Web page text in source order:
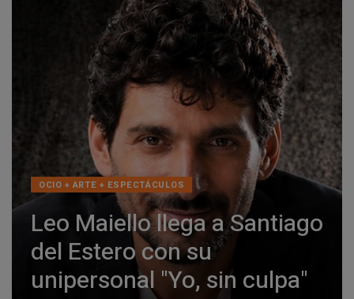
OCIO + ARTE + ESPECTÁCULOS
Leo Maiello llega a Santiago
del Estero con su
unipersonal "Yo, sin culpa"